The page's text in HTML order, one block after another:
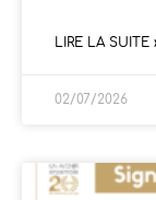
LIRE LA SUITE
02/07/2026